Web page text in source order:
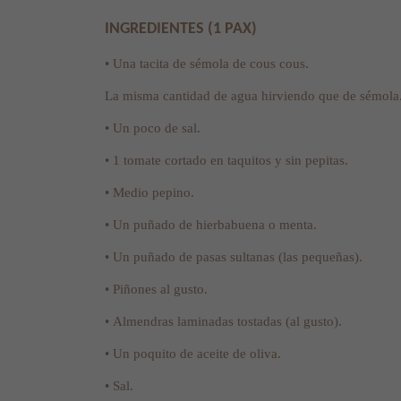
INGREDIENTES (1 PAX)
• Una tacita de sémola de cous cous.
La misma cantidad de agua hirviendo que de
• Un poco de sal.
• 1 tomate cortado en taquitos y sin pepitas.
• Medio pepino.
• Un puñado de hierbabuena o menta.
• Un puñado de pasas sultanas (las pequeñas).
• Piñones al gusto.
• Almendras laminadas tostadas (al gusto).
• Un poquito de aceite de oliva.
• Sal.